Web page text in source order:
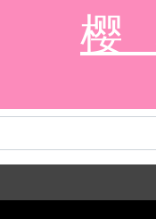
樱